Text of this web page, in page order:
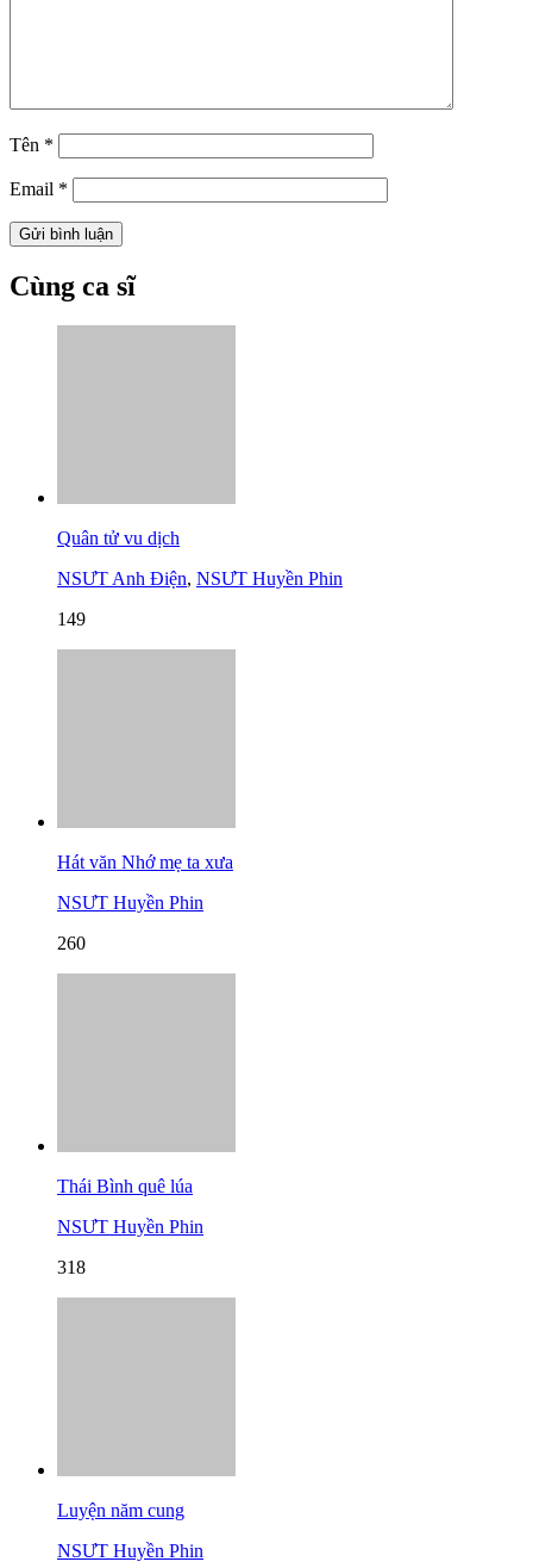
Tên *
Email *
Cùng ca sĩ
Quân tử vu dịch
NSƯT Anh Điện, NSƯT Huyền Phin
149
Hát văn Nhớ mẹ ta xưa
NSƯT Huyền Phin
260
Thái Bình quê lúa
NSƯT Huyền Phin
318
Luyện năm cung
NSƯT Huyền Phin